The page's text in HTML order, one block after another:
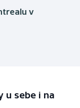
v
u sebe i na